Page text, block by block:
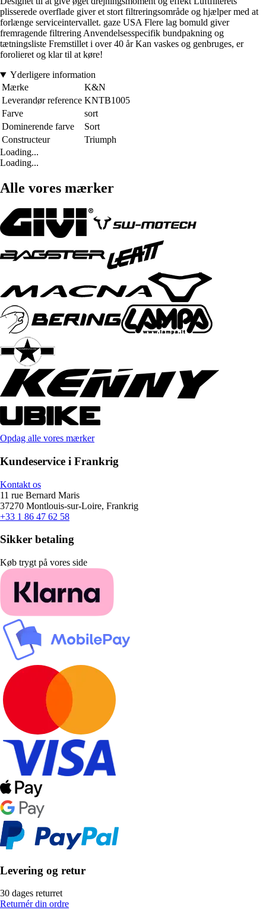
plisserede overflade giver et stort filtreringsområde og hjælper med at
forlænge serviceintervallet. gaze USA Flere lag bomuld giver
fremragende filtrering Anvendelsesspecifik bundpakning og
tætningsliste Fremstillet i over 40 år Kan vaskes og genbruges, er
forolieret og klar til at køre!
Yderligere information
Mærke
K&N
Leverandør reference KNTB1005
Farve
sort
Dominerende farve
Sort
Constructeur
Triumph
Loading...
Loading...
Alle vores mærker
Opdag alle vores mærker
Kundeservice i Frankrig
Kontakt os
11 rue Bernard Maris
37270 Montlouis-sur-Loire, Frankrig
+33 1 86 47 62 58
Sikker betaling
Køb trygt på vores side
Levering og retur
30 dages returret
Returnér din ordre